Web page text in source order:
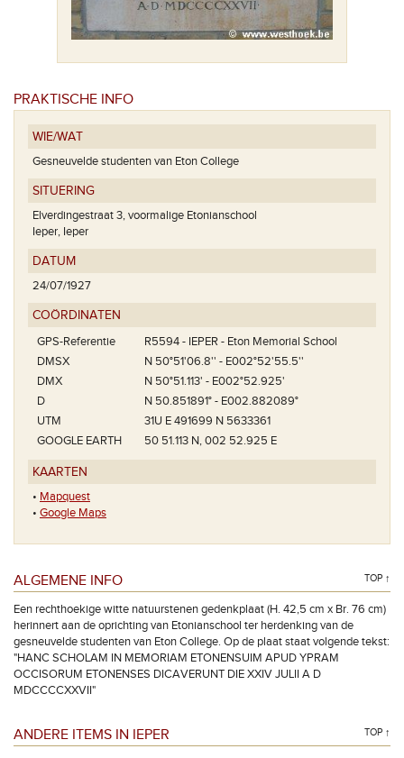
PRAKTISCHE INFO
WIE/WAT
Gesneuvelde studenten van Eton College
SITUERING
Elverdingestraat 3, voormalige Etonianschool
Ieper, Ieper
DATUM
24/07/1927
COÖRDINATEN
GPS-Referentie
R5594 - IEPER - Eton Memorial School
DMSX
N 50°51'06.8'' - E002°52'55.5''
DMX
N 50°51.113' - E002°52.925'
D
N 50.851891° - E002.882089°
UTM
31U E 491699 N 5633361
GOOGLE EARTH
50 51.113 N, 002 52.925 E
KAARTEN
• Mapquest
• Google Maps
ALGEMENE INFO TOP ↑
Een rechthoekige witte natuurstenen gedenkplaat (H. 42,5 cm x Br. 76 cm)
herinnert aan de oprichting van Etonianschool ter herdenking van de
gesneuvelde studenten van Eton College. Op de plaat staat volgende tekst:
"HANC SCHOLAM IN MEMORIAM ETONENSUIM APUD YPRAM
OCCISORUM ETONENSES DICAVERUNT DIE XXIV JULII A D
MDCCCCXXVII"
ANDERE ITEMS IN IEPER TOP ↑